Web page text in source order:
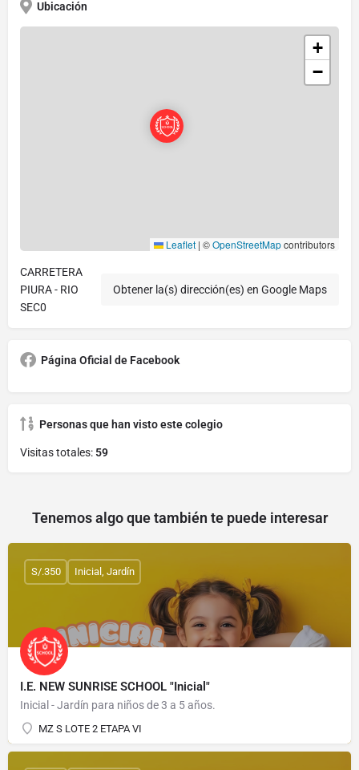
Ubicación
+
−
Leaflet | ©OpenStreetMapcontributors
CARRETERA
PIURA - RIO
SEC0
Obtener la(s) dirección(es) en Google Maps
Página Oficial de Facebook
Personas que han visto este colegio
Visitas totales: 59
Tenemos algo que también te puede interesar
I.E. NEW SUNRISE SCHOOL "Inicial"
Inicial - Jardín para niños de 3 a 5 años.
MZ S LOTE 2 ETAPA VI
S/.350 Inicial, Jardín